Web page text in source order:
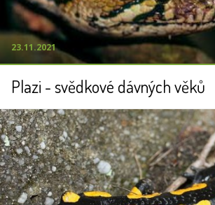
23.11.2021
Plazi - svědkové dávných věků